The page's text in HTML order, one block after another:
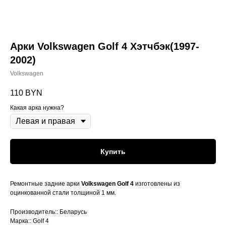
Арки Volkswagen Golf 4 Хэтчбэк(1997-
2002)
Volkswagen
110 BYN
Какая арка нужна?
Купить
Ремонтные задние арки Volkswagen Golf 4 изготовлены из
оцинкованной стали толщиной 1 мм.
Производитель:: Беларусь
Марка:: Golf 4